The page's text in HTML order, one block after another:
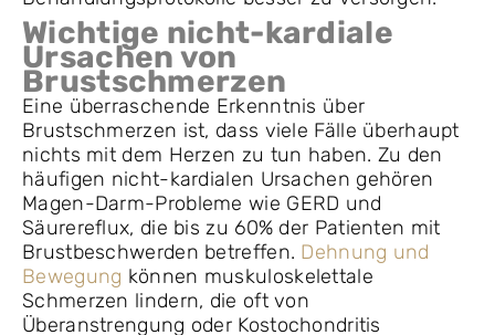
Wichtige nicht-kardiale
Ursachen von
Brustschmerzen
Eine überraschende Erkenntnis über
Brustschmerzen ist, dass viele Fälle überhaupt
nichts mit dem Herzen zu tun haben. Zu den
häufigen nicht-kardialen Ursachen gehören
Magen-Darm-Probleme wie GERD und
Säurereflux, die bis zu 60% der Patienten mit
Brustbeschwerden betreffen. Dehnung und
Bewegung können muskuloskelettale
Schmerzen lindern, die oft von
Überanstrengung oder Kostochondritis